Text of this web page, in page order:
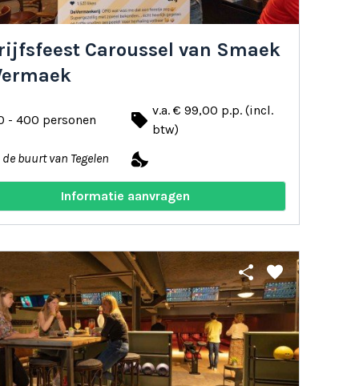
Caroussel van Smaek
- 400 personen local_offer v.a. € 99,00 p.p. (incl.
btw)
de buurt van Tegelen nights_stay
Informatie aanvragen
share favorite